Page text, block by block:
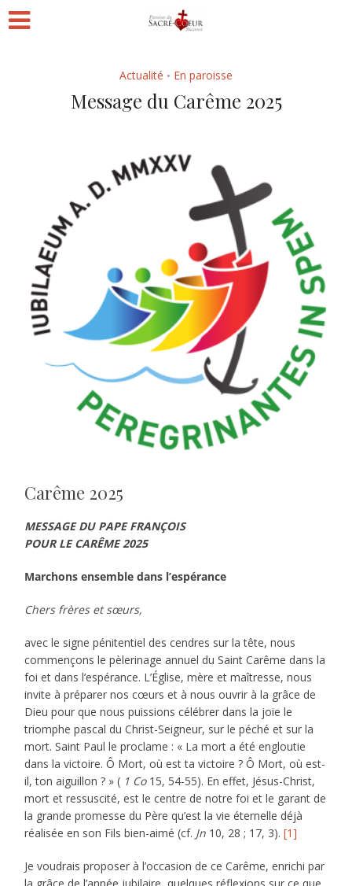
Actualité • En paroisse
Message du Carême 2025
Carême 2025
MESSAGE DU PAPE FRANÇOIS
POUR LE CARÊME 2025
Marchons ensemble dans l’espérance
Chers frères et sœurs,
avec le signe pénitentiel des cendres sur la tête, nous
commençons le pèlerinage annuel du Saint Carême dans la
foi et dans l’espérance. L’Église, mère et maîtresse, nous
invite à préparer nos cœurs et à nous ouvrir à la grâce de
Dieu pour que nous puissions célébrer dans la joie le
triomphe pascal du Christ-Seigneur, sur le péché et sur la
mort. Saint Paul le proclame : « La mort a été engloutie
dans la victoire. Ô Mort, où est ta victoire ? Ô Mort, où est-
il, ton aiguillon ? » ( 1 Co15, 54-55). En effet, Jésus-Christ,
mort et ressuscité, est le centre de notre foi et le garant de
la grande promesse du Père qu’est la vie éternelle déjà
réalisée en son Fils bien-aimé (cf. Jn 10, 28 ; 17, 3).[1]
Je voudrais proposer à l’occasion de ce Carême, enrichi par